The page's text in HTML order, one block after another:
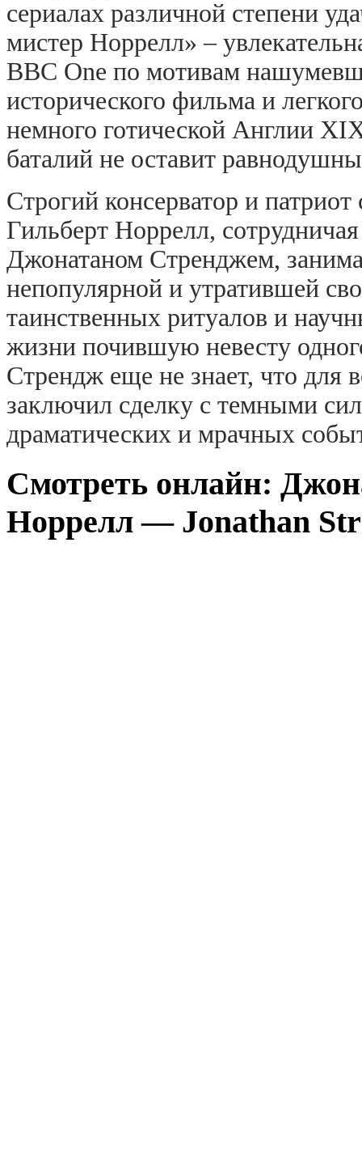
сериалах различной степени
мистер Норрелл» –
BBC One по мотивам
исторического фильма и
немного готической Англии
баталий не оставит
Строгий консерватор и
Гильберт Норрелл,
Джонатаном Стренджем,
непопулярной и утратившей
таинственных ритуалов и
жизни почившую невесту
Стрендж еще не знает, что для
заключил сделку с темными
драматических и мрачных
Смотреть онлайн:
Норрелл — Jonathan